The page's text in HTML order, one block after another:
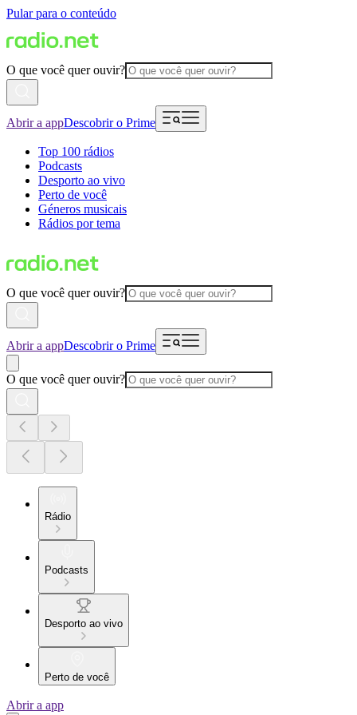
Pular para o conteúdo
O que você quer ouvir?
Abrir a appDescobrir o Prime
Top 100 rádios
Podcasts
Desporto ao vivo
Perto de você
Géneros musicais
Rádios por tema
O que você quer ouvir?
Abrir a appDescobrir o Prime
O que você quer ouvir?
Rádio
Podcasts
Desporto ao vivo
Perto de você
Abrir a app